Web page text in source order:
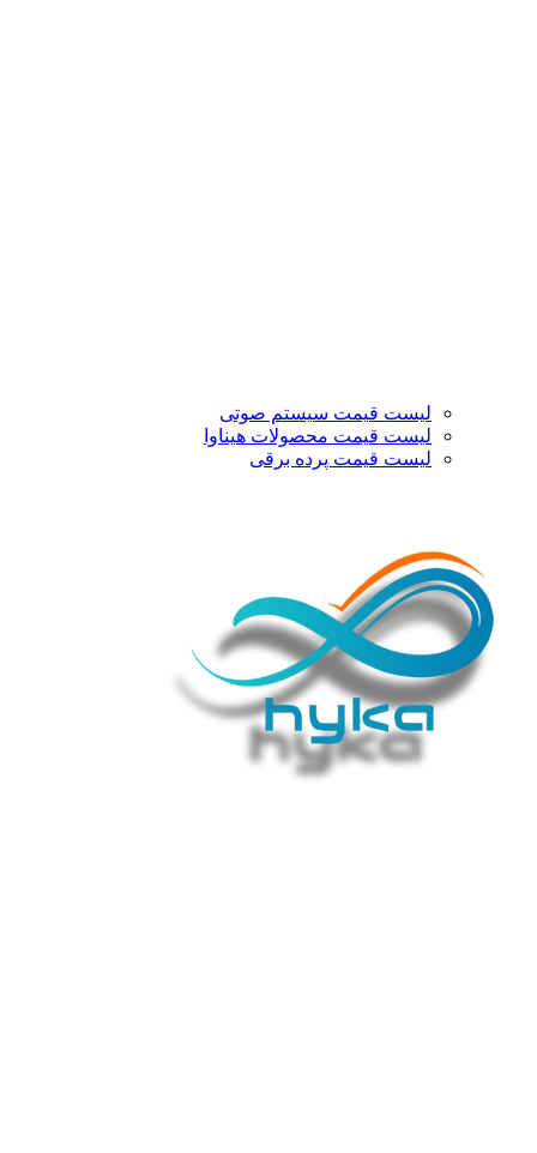
لیست قیمت سیستم صوتی
لیست قیمت محصولات هیناوا
لیست قیمت پرده برقی